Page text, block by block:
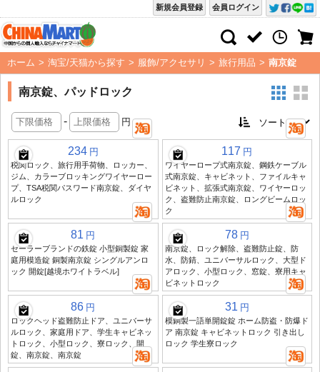
会員ログイン
新規会員登録
ホーム > 淘宝/天猫から探す > 服飾/アクセサリ > 旅行用品 > 南京錠
南京錠、パッドロック
- 円
234 円
税関ロック、旅行用手荷物、ロッカー、
ジム、カラーブロッキングワイヤーロー
プ、TSA税関パスワード南京錠、ダイヤ
ルロック
117 円
ワイヤーロープ式南京錠、鋼鉄ケーブル
式南京錠、キャビネット、ファイルキャ
ビネット、拡張式南京錠、ワイヤーロッ
ク、盗難防止南京錠、ロングビームロッ
ク
81 円
セーラーブランドの鉄錠 小型銅製錠 家
庭用模造錠 銅製南京錠 シングルアンロ
ック 開錠[越境ホワイトラベル]
78 円
南京錠、ロック解除、盗難防止錠、防
水、防錆、ユニバーサルロック、大型ド
アロック、小型ロック、窓錠、寮用キャ
ビネットロック
86 円
ロックヘッド盗難防止ドア、ユニバーサ
ルロック、家庭用ドア、学生キャビネッ
トロック、小型ロック、寮ロック、開
錠、南京錠、南京錠
31 円
模銅製一語単開錠錠 ホーム防盗・防爆ド
ア 南京錠 キャビネットロック 引き出し
ロック 学生寮ロック